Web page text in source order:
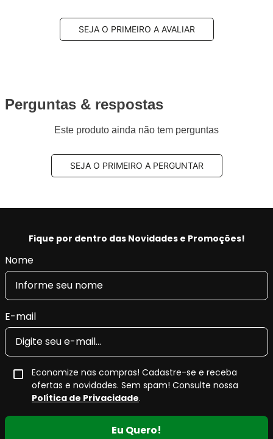
SEJA O PRIMEIRO A AVALIAR
Perguntas & respostas
Este produto ainda não tem perguntas
SEJA O PRIMEIRO A PERGUNTAR
Fique por dentro das Novidades e Promoções!
Nome
E-mail
Economize nas compras! Cadastre-se e receba
ofertas e novidades. Sem spam! Consulte nossa
Política de Privacidade.
Eu Quero!